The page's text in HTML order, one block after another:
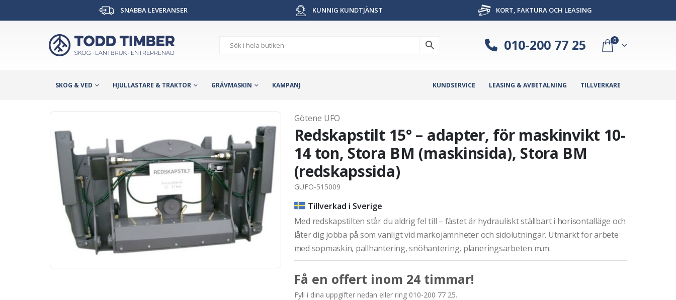
SNABBA LEVERANSER KUNNIG KUNDTJÄNST KORT, FAKTURA OCH LEASING
010-200 77 25 0
SKOG & VED HJULLASTARE & TRAKTOR GRÄVMASKIN KAMPANJ KUNDSERVICE LEASING & AVBETALNING TILLVERKARE
Götene UFO
Redskapstilt 15° – adapter, för maskinvikt 10-
14 ton, Stora BM (maskinsida), Stora BM
(redskapssida)
GUFO-515009
Tillverkad i Sverige
Med redskapstilten står du aldrig fel till – fästet är hydrauliskt ställbart i horisontalläge och
låter dig jobba på som vanligt vid markojämnheter och sidolutningar. Utmärkt för arbete
med sopmaskin, pallhantering, snöhantering, planeringsarbeten m.m.
Få en offert inom 24 timmar!
Fyll i dina uppgifter nedan eller ring 010-200 77 25.